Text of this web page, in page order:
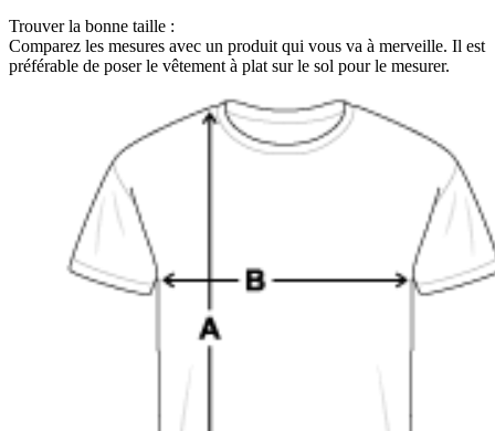
Trouver la bonne taille :
Comparez les mesures avec un produit qui vous va à merveille. Il est
préférable de poser le vêtement à plat sur le sol pour le mesurer.